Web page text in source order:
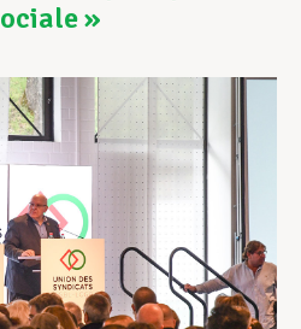
professionnel
»